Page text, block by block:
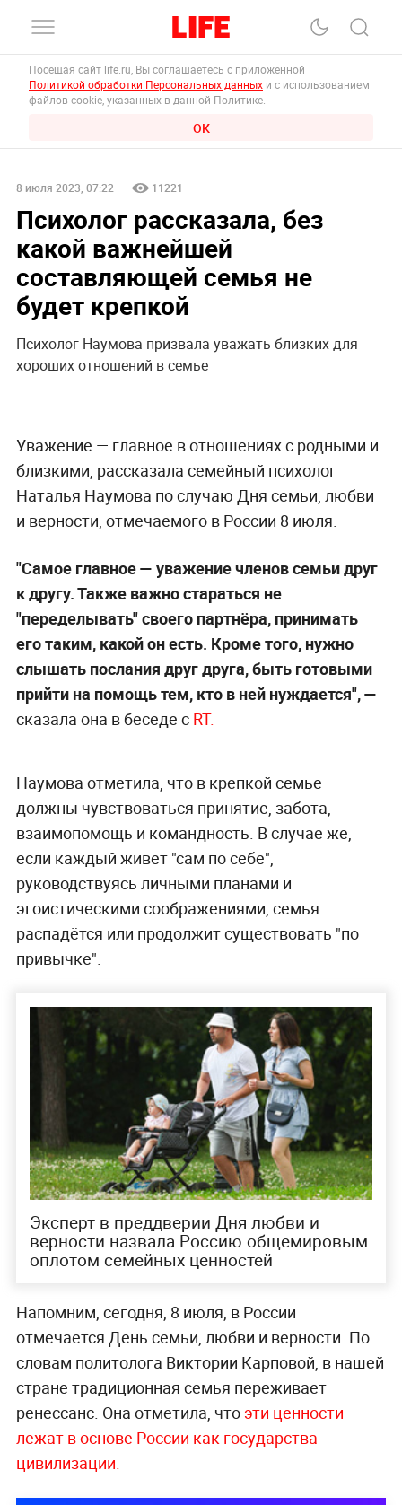
Посещая сайт life.ru, Вы соглашаетесь с приложенной
Политикой обработки Персональных данных и с использованием
файлов cookie, указанных в данной Политике.
ОК
8 июля 2023, 07:22 11221
Психолог рассказала, без
какой важнейшей
составляющей семья не
будет крепкой
Психолог Наумова призвала уважать близких для
хороших отношений в семье
Уважение — главное в отношениях с родными и
близкими, рассказала семейный психолог
Наталья Наумова по случаю Дня семьи, любви
и верности, отмечаемого в России 8 июля.
"Самое главное — уважение членов семьи друг
к другу. Также важно стараться не
"переделывать" своего партнёра, принимать
его таким, какой он есть. Кроме того, нужно
слышать послания друг друга, быть готовыми
прийти на помощь тем, кто в ней нуждается",—
сказала она в беседе с RT.
Наумова отметила, что в крепкой семье
должны чувствоваться принятие, забота,
взаимопомощь и командность. В случае же,
если каждый живёт "сам по себе",
руководствуясь личными планами и
эгоистическими соображениями, семья
распадётся или продолжит существовать "по
привычке".
Эксперт в преддверии Дня любви и
верности назвала Россию общемировым
оплотом семейных ценностей
Напомним, сегодня, 8 июля, в России
отмечается День семьи, любви и верности. По
словам политолога Виктории Карповой, в нашей
стране традиционная семья переживает
ренессанс. Она отметила, что эти ценности
лежат в основе России как государства-
цивилизации.